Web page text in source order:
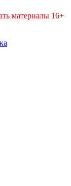
материалы 16+